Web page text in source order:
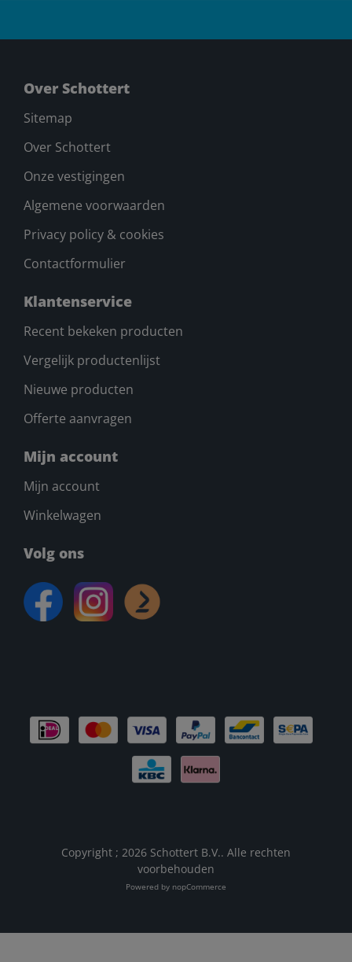
Over Schottert
Sitemap
Over Schottert
Onze vestigingen
Algemene voorwaarden
Privacy policy & cookies
Contactformulier
Klantenservice
Recent bekeken producten
Vergelijk productenlijst
Nieuwe producten
Offerte aanvragen
Mijn account
Mijn account
Winkelwagen
Volg ons
Copyright ; 2026 Schottert B.V.. Alle rechten
voorbehouden
Powered by nopCommerce